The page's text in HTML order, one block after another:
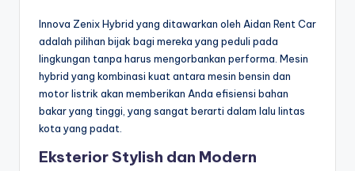
Innova Zenix Hybrid yang ditawarkan oleh Aidan Rent Car
adalah pilihan bijak bagi mereka yang peduli pada
lingkungan tanpa harus mengorbankan performa. Mesin
hybrid yang kombinasi kuat antara mesin bensin dan
motor listrik akan memberikan Anda efisiensi bahan
bakar yang tinggi, yang sangat berarti dalam lalu lintas
kota yang padat.
Eksterior Stylish dan Modern